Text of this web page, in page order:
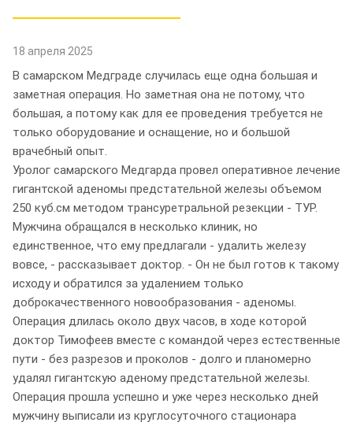
18 апреля 2025
В самарском Медграде случилась еще одна большая и
заметная операция. Но заметная она не потому, что
большая, а потому как для ее проведения требуется не
только оборудование и оснащение, но и большой
врачебный опыт.
Уролог самарского Медгарда провел оперативное лечение
гигантской аденомы предстательной железы объемом
250 куб.см методом трансуретральной резекции - ТУР.
Мужчина обращался в несколько клиник, но
единственное, что ему предлагали - удалить железу
вовсе, - рассказывает доктор. - Он не был готов к такому
исходу и обратился за удалением только
доброкачественного новообразования - аденомы.
Операция длилась около двух часов, в ходе которой
доктор Тимофеев вместе с командой через естественные
пути - без разрезов и проколов - долго и планомерно
удалял гигантскую аденому предстательной железы.
Операция прошла успешно и уже через несколько дней
мужчину выписали из круглосуточного стационара